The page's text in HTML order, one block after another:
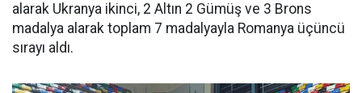
alarak Ukranya ikinci, 2 Altın 2 Gümüş ve 3 Brons
madalya alarak toplam 7 madalyayla Romanya üçüncü
sırayı aldı.